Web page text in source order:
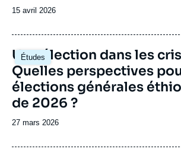
Date
publication
15 avril 2026
Études
Image
principale
Une élection dans les
Quelles perspectives
élections générales
de 2026 ?
Date
publication
27 mars 2026